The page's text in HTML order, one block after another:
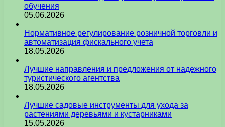
обучения
05.06.2026
Нормативное регулирование розничной торговли и
автоматизация фискального учета
18.05.2026
Лучшие направления и предложения от надежного
туристического агентства
18.05.2026
Лучшие садовые инструменты для ухода за
растениями деревьями и кустарниками
15.05.2026